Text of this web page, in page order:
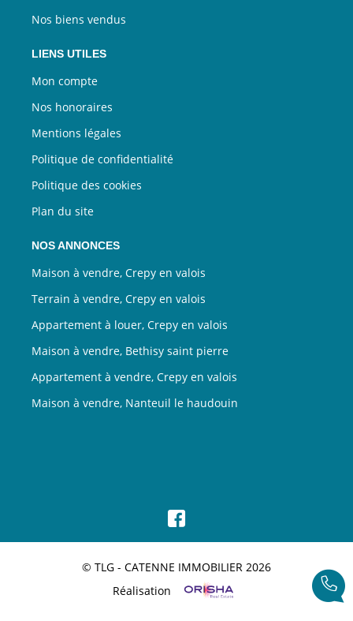
Nos biens vendus
LIENS UTILES
Mon compte
Nos honoraires
Mentions légales
Politique de confidentialité
Politique des cookies
Plan du site
NOS ANNONCES
Maison à vendre, Crepy en valois
Terrain à vendre, Crepy en valois
Appartement à louer, Crepy en valois
Maison à vendre, Bethisy saint pierre
Appartement à vendre, Crepy en valois
Maison à vendre, Nanteuil le haudouin
© TLG - CATENNE IMMOBILIER 2026
Réalisation